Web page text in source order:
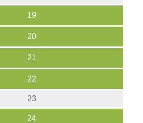
19
20
21
22
23
24